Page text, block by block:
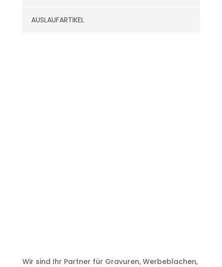
AUSLAUFARTIKEL
Wir sind Ihr Partner für Gravuren, Werbeblachen,